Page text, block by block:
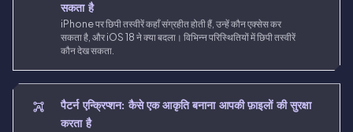
सकता है
iPhone पर छिपी तस्वीरें कहाँ संग्रहीत होती हैं, उन्हें कौन एक्सेस कर
सकता है, और iOS 18 ने क्या बदला। विभिन्न परिस्थितियों में छिपी तस्वीरें
कौन देख सकता.
पैटर्न एन्क्रिप्शन: कैसे एक आकृति बनाना आपकी फ़ाइलों की सुरक्षा
करता है